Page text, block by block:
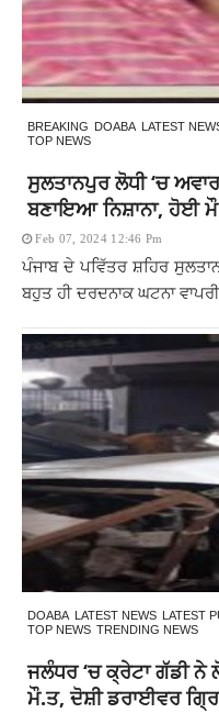
BREAKING DOABA LATEST
TOP NEWS
ਸੁਲਤਾਨਪੁਰ ਲੋਧੀ ‘ਚ
ਬਣਾਇਆ ਨਿਸ਼ਾਨਾ, ਹੋਈ
Feb 07, 2024 12:46 Pm
ਪੰਜਾਬ ਦੇ ਪਵਿੱਤਰ ਸ਼ਹਿਰ
ਬਹੁਤ ਹੀ ਦਰਦਨਾਕ ਘਟਨਾ
DOABA LATEST NEWS LATEST
TOP NEWS TRENDING NEWS
ਜਲੰਧਰ ‘ਚ ਕ੍ਰੇਟਾ ਗੱਡੀ
ਮੌ.ਤ, ਦੋਸ਼ੀ ਡਰਾਈਵਰ